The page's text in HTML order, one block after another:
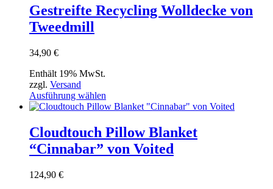
mehrere
Varianten
gewählt
Gestreifte Recycling Wolldecke von
Tweedmill
34,90 €
Enthält 19% MwSt.
zzgl. Versand
Ausführung wählen
Produkt
mehrere
Varianten
auf.
Cloudtouch Pillow Blanket
“Cinnabar” von Voited
124,90 €